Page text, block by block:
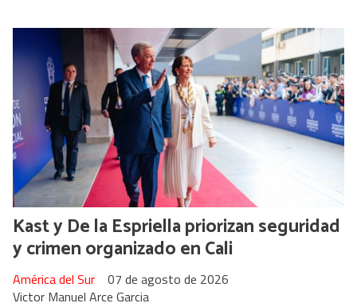
Kast y De la Espriella priorizan seguridad
y crimen organizado en Cali
Victor Manuel Arce Garcia
América del Sur 07 de agosto de 2026